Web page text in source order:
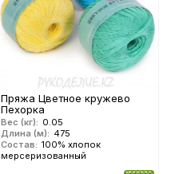
Пряжа Цветное кружево
Пехорка
Вес (кг): 0.05
Длина (м): 475
Состав: 100% хлопок
мерсеризованный